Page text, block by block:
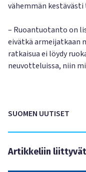
vähemmän
– Ruoantuotanto on
eivätkä armeijatkaan
ratkaisua ei löydy
neuvotteluissa, niin
SUOMEN UUTISET
Artikkeliin